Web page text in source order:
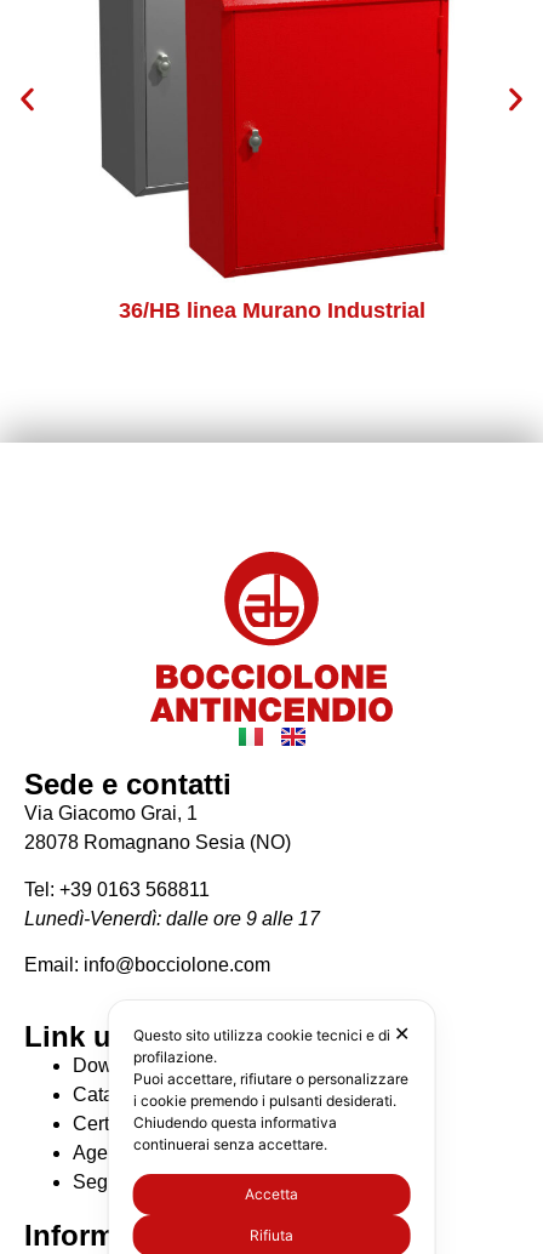
36/HB linea Murano Industrial
Sede e contatti
Via Giacomo Grai, 1
28078 Romagnano Sesia (NO)
Tel: +39 0163 568811
Lunedì-Venerdì: dalle ore 9 alle 17
Email: info@bocciolone.com
Link utili
Download Cataloghi
Catalogo BIM
Certificazioni
Agenti di zona
Seguici su Linkedin
Informative
✕
Questo sito utilizza cookie tecnici e di
profilazione.
Puoi accettare, rifiutare o personalizzare
i cookie premendo i pulsanti desiderati.
Chiudendo questa informativa
continuerai senza accettare.
Accetta
Rifiuta